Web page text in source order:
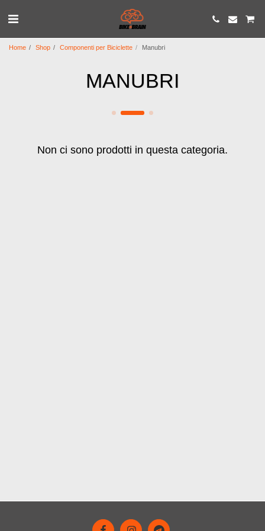
Home Shop Componenti per Biciclette Manubri
MANUBRI
Non ci sono prodotti in questa categoria.